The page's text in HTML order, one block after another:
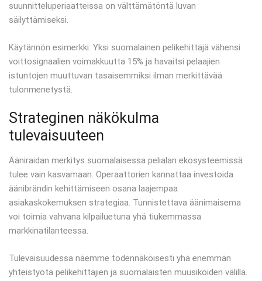
suunnitteluperiaatteissa on välttämätöntä luvan
säilyttämiseksi.
Käytännön esimerkki: Yksi suomalainen pelikehittäjä vähensi
voittosignaalien voimakkuutta 15% ja havaitsi pelaajien
istuntojen muuttuvan tasaisemmiksi ilman merkittävää
tulonmenetystä.
Strateginen näkökulma
tulevaisuuteen
Ääniraidan merkitys suomalaisessa pelialan ekosysteemissä
tulee vain kasvamaan. Operaattorien kannattaa investoida
äänibrändin kehittämiseen osana laajempaa
asiakaskokemuksen strategiaa. Tunnistettava äänimaisema
voi toimia vahvana kilpailuetuna yhä tiukemmassa
markkinatilanteessa.
Tulevaisuudessa näemme todennäköisesti yhä enemmän
yhteistyötä pelikehittäjien ja suomalaisten muusikoiden välillä.